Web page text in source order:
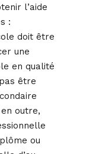
l’aide
:
doit être
une
en qualité
être
outre,
ou